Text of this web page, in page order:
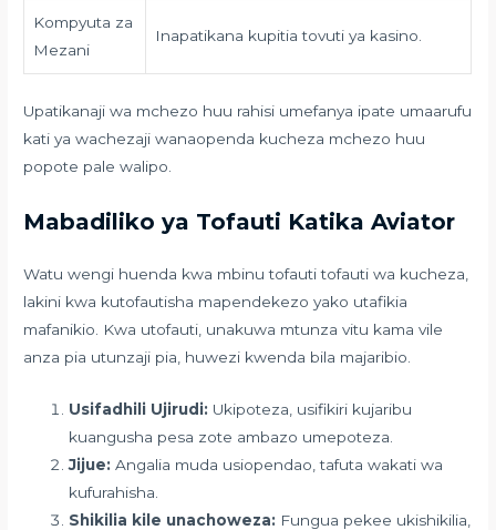
Kompyuta za
Mezani
Inapatikana kupitia tovuti ya kasino.
Upatikanaji wa mchezo huu rahisi umefanya ipate umaarufu
kati ya wachezaji wanaopenda kucheza mchezo huu
popote pale walipo.
Mabadiliko ya Tofauti Katika Aviator
Watu wengi huenda kwa mbinu tofauti tofauti wa kucheza,
lakini kwa kutofautisha mapendekezo yako utafikia
mafanikio. Kwa utofauti, unakuwa mtunza vitu kama vile
anza pia utunzaji pia, huwezi kwenda bila majaribio.
Usifadhili Ujirudi: Ukipoteza, usifikiri kujaribu
kuangusha pesa zote ambazo umepoteza.
Jijue: Angalia muda usiopendao, tafuta wakati wa
kufurahisha.
Shikilia kile unachoweza: Fungua pekee ukishikilia,